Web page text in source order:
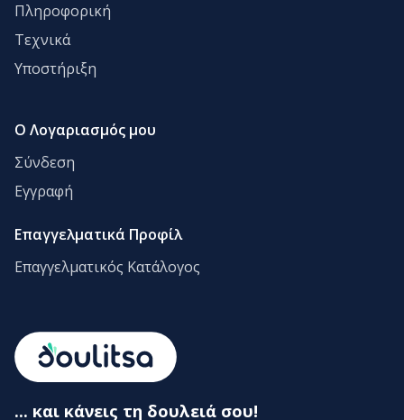
Πληροφορική
Τεχνικά
Υποστήριξη
Ο Λογαριασμός μου
Σύνδεση
Εγγραφή
Επαγγελματικά Προφίλ
Επαγγελματικός Κατάλογος
... και κάνεις τη δουλειά σου!